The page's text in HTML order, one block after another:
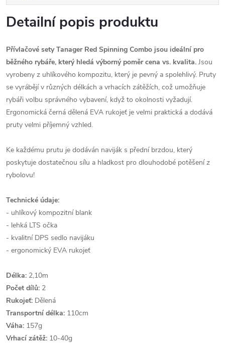
Detailní popis produktu
Přívlačové sety Tanager Red Spinning Combo jsou ideální pro
běžného rybáře, který hledá výborný poměr cena vs. kvalita. Jsou
vyrobeny z uhlíkového kompozitu, který je pevný a spolehlivý. Pruty
se vyrábějí v různých délkách a vrhacích zátěžích, což umožňuje
rybáři volbu správného vybavení, když to okolnosti vyžadují.
Ergonomická černá dělená EVA rukojeť je velmi praktická a dodává
pruty velmi příjemný vzhled.
Ke každému prutu je dodáván naviják s přední brzdou, který
poskytuje dostatečnou sílu a hladkost pro dlouhodobé potěšení z
rybolovu!
Technické údaje:
- uhlíkový kompozitní blank
- lehká LTS očka
- kvalitní DPS sedlo navijáku
- ergonomický EVA rukojeť
Délka: 2,10m
Počet dílů: 2
Rukojeť: Dělená
Transportní délka: 110cm
Váha: 157g
Vrhací zátěž: 10-40g